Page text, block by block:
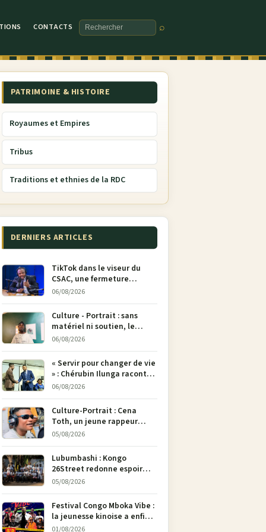
CONTACTS
Rechercher
⌕
PATRIMOINE & HISTOIRE
Royaumes et Empires
Tribus
Traditions et ethnies de la RDC
DERNIERS ARTICLES
TikTok dans le viseur du
CSAC, une fermeture
envisagée pour contrer la
06/08/2026
Culture - Portrait : sans
matériel ni soutien, le
dessinateur Justin
son crayon
06/08/2026
« Servir pour changer de vie
» : Chérubin Ilunga raconte
le parcours du député
Tshimbu en 137 pages
06/08/2026
Culture-Portrait : Cena
Toth, un jeune rappeur
déterminé à faire entendre
05/08/2026
Lubumbashi : Kongo
26Street redonne espoir
aux enfants de la rue par
05/08/2026
Festival Congo Mboka Vibe :
la jeunesse kinoise a enfin
sa plateforme de culture
01/08/2026